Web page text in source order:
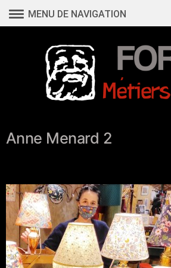
contenu
MENU DE NAVIGATION
Anne Menard 2